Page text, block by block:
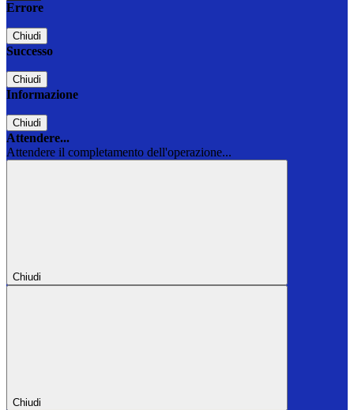
Errore
Chiudi
Successo
Chiudi
Informazione
Chiudi
Attendere...
Attendere il completamento dell'operazione...
Chiudi
Chiudi